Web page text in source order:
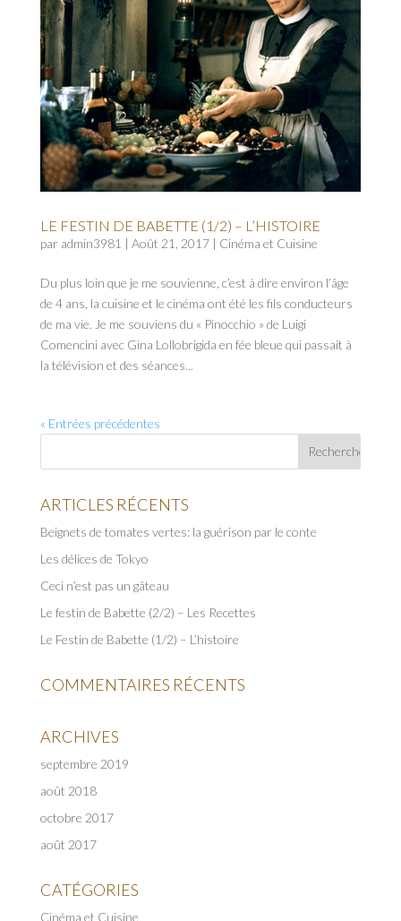
LE FESTIN DE BABETTE (1/2) – L’HISTOIRE
par admin3981 | Août 21, 2017| Cinéma et Cuisine
Du plus loin que je me souvienne, c’est à dire environ l’âge
de 4 ans, la cuisine et le cinéma ont été les fils conducteurs
de ma vie. Je me souviens du « Pinocchio » de Luigi
Comencini avec Gina Lollobrigida en fée bleue qui passait à
la télévision et des séances...
« Entrées précédentes
ARTICLES RÉCENTS
Beignets de tomates vertes: la guérison par le conte
Les délices de Tokyo
Ceci n’est pas un gâteau
Le festin de Babette (2/2) – Les Recettes
Le Festin de Babette (1/2) – L’histoire
COMMENTAIRES RÉCENTS
ARCHIVES
septembre 2019
août 2018
octobre 2017
août 2017
CATÉGORIES
Cinéma et Cuisine